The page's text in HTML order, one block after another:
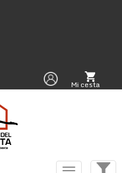
Mi cesta